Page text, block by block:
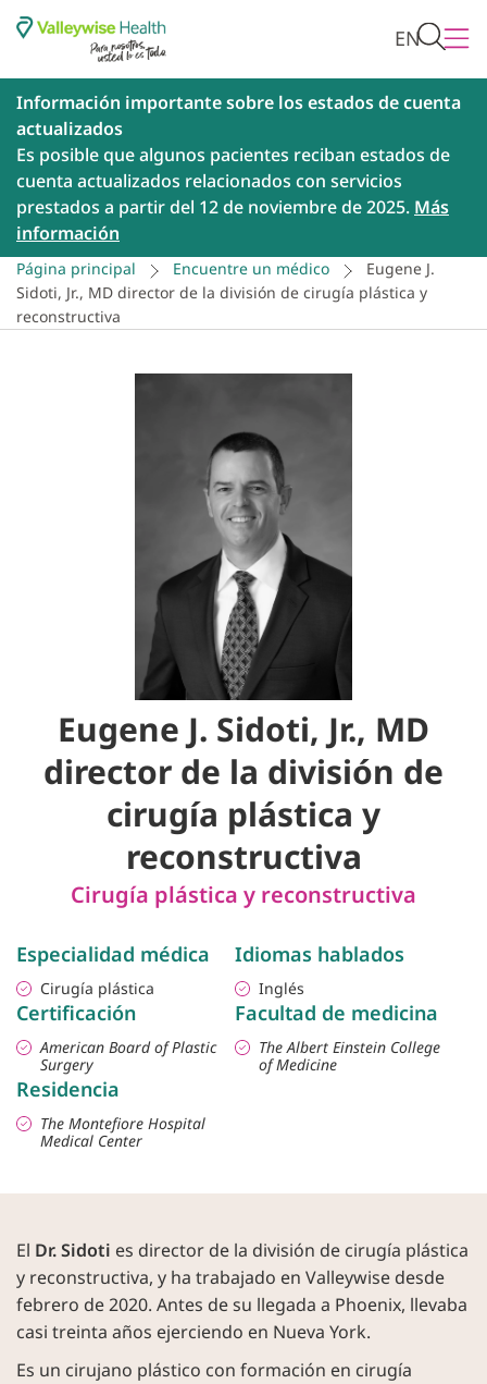
EN
Información importante sobre los estados de cuenta
actualizados
Es posible que algunos pacientes reciban estados de
cuenta actualizados relacionados con servicios
prestados a partir del 12 de noviembre de 2025. Más
información
Página principal Encuentre un médico
Eugene J.
Sidoti, Jr., MD director de la división de cirugía plástica y
reconstructiva
Eugene J. Sidoti, Jr., MD
director de la división de
cirugía plástica y
reconstructiva
Cirugía plástica y reconstructiva
Especialidad médica
Cirugía plástica
Idiomas hablados
Inglés
Certificación
American Board of Plastic
Surgery
Facultad de medicina
The Albert Einstein College
of Medicine
Residencia
The Montefiore Hospital
Medical Center
El Dr. Sidoti es director de la división de cirugía plástica
y reconstructiva, y ha trabajado en Valleywise desde
febrero de 2020. Antes de su llegada a Phoenix, llevaba
casi treinta años ejerciendo en Nueva York.
Es un cirujano plástico con formación en cirugía